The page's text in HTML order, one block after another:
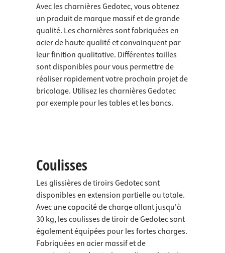
Avec les charnières Gedotec, vous obtenez
un produit de marque massif et de grande
qualité. Les charnières sont fabriquées en
acier de haute qualité et convainquent par
leur finition qualitative. Différentes tailles
sont disponibles pour vous permettre de
réaliser rapidement votre prochain projet de
bricolage. Utilisez les charnières Gedotec
par exemple pour les tables et les bancs.
Coulisses
Les glissières de tiroirs Gedotec sont
disponibles en extension partielle ou totale.
Avec une capacité de charge allant jusqu'à
30 kg, les coulisses de tiroir de Gedotec sont
également équipées pour les fortes charges.
Fabriquées en acier massif et de